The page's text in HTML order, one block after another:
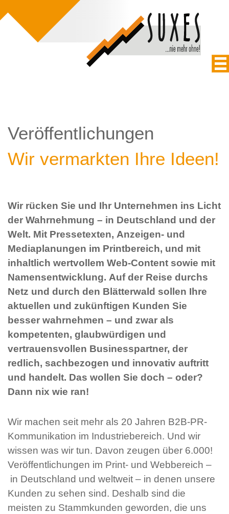
Veröffentlichungen
Wir vermarkten Ihre Ideen!
Wir rücken Sie und Ihr Unternehmen ins Licht
der Wahrnehmung – in Deutschland und der
Welt. Mit Pressetexten, Anzeigen- und
Mediaplanungen im Printbereich, und mit
inhaltlich wertvollem Web-Content sowie mit
Namensentwicklung. Auf der Reise durchs
Netz und durch den Blätterwald sollen Ihre
aktuellen und zukünftigen Kunden Sie
besser wahrnehmen – und zwar als
kompetenten, glaubwürdigen und
vertrauensvollen Businesspartner, der
redlich, sachbezogen und innovativ auftritt
und handelt. Das wollen Sie doch – oder?
Dann nix wie ran!
Wir machen seit mehr als 20 Jahren B2B-PR-
Kommunikation im Industriebereich. Und wir
wissen was wir tun. Davon zeugen über 6.000!
Veröffentlichungen im Print- und Webbereich –
in Deutschland und weltweit – in denen unsere
Kunden zu sehen sind. Deshalb sind die
meisten zu Stammkunden geworden, die uns